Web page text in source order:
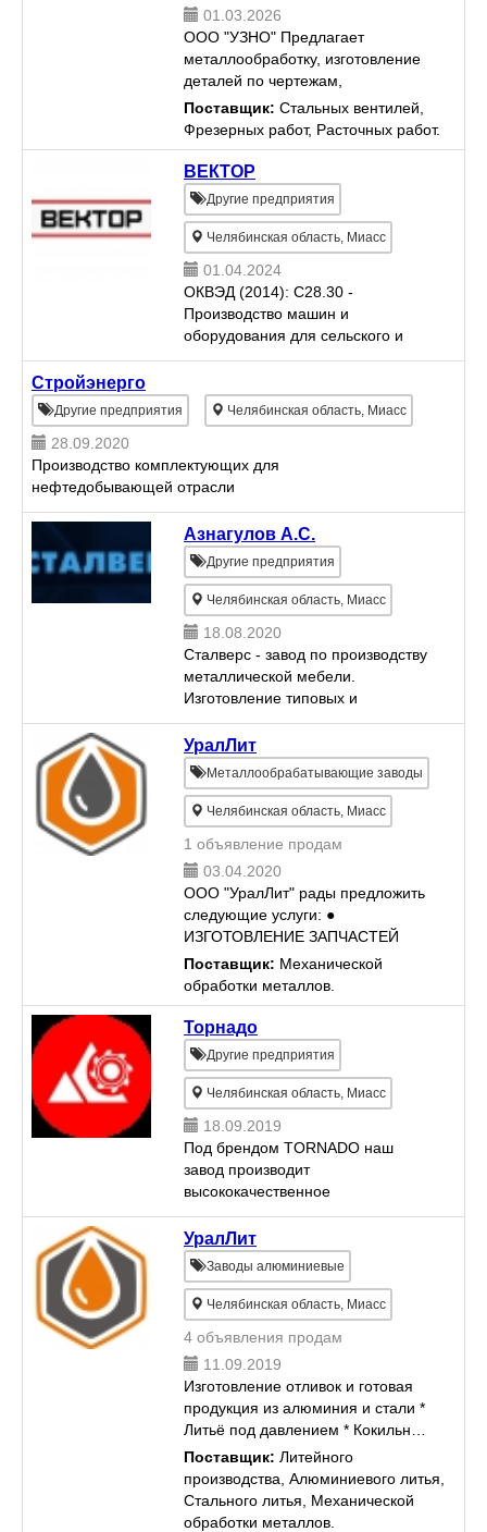
01.03.2026
ООО "УЗНО" Предлагает
металлообработку, изготовление
деталей по чертежам,
оригиналам, на обрабатывающих
центрах, станках ЧПУ, пресс-
форм, штампов, шестерен,
нестандартной оснастки любой
сложности, ...
Поставщик: Стальных вентилей,
Фрезерных работ, Расточных работ.
ВЕКТОР
Другие предприятия
Челябинская область, Миасс
01.04.2024
ОКВЭД (2014): C28.30 -
Производство машин и
оборудования для сельского и
лесного хозяйства
Стройэнерго
Другие предприятия Челябинская область, Миасс
28.09.2020
Производство комплектующих для
нефтедобывающей отрасли
Азнагулов А.С.
Другие предприятия
Челябинская область, Миасс
18.08.2020
Сталверс - завод по производству
металлической мебели.
Изготовление типовых и
нестандартных слесарных
верстаков. У нас Вы сможете
купить верстаки в любых
комплектациях, а также
инструментальные тумбы, ...
УралЛит
Металлообрабатывающие заводы
Челябинская область, Миасс
1 объявление продам
03.04.2020
ООО "УралЛит" рады предложить
следующие услуги: ●
ИЗГОТОВЛЕНИЕ ЗАПЧАСТЕЙ
ДЛЯ А/М УРАЛ ВСЕ ВИДЫ
ПАТРУБКОВ СИСТЕМЫ
ОХЛАЖДЕНИЯ ● ЛИТЬЁ ПО
ГАЗИФИЦИРУЕМЫМ МОДЕЛЯМ
● КОКИЛЬНОЕ ЛИТЬЁ ●
МЕХАНИЧЕСКАЯ ОБРАБОТКА...
Поставщик: Механической
обработки металлов.
Торнадо
Другие предприятия
Челябинская область, Миасс
18.09.2019
Под брендом TORNADO наш
завод производит
высококачественное
оборудование для получения
кубовидного щебня с низким
процентом лещадности.
* Дробилки щековые ...
УралЛит
Заводы алюминиевые
Челябинская область, Миасс
4 объявления продам
11.09.2019
Изготовление отливок и готовая
продукция из алюминия и стали *
Литьё под давлением * Кокильное
литьё * Литьё по ХТС * Литьё по
газифицируемым моделям *
Механическая обработка Для
расчета и изг...
Поставщик: Литейного
производства, Алюминиевого литья,
Стального литья, Механической
обработки металлов.